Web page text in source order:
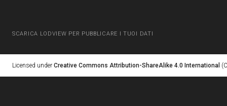
SCARICA LODVIEW PER PUBBLICARE I TUOI DATI
Licensed under Creative Commons Attribution-ShareAlike 4.0 International